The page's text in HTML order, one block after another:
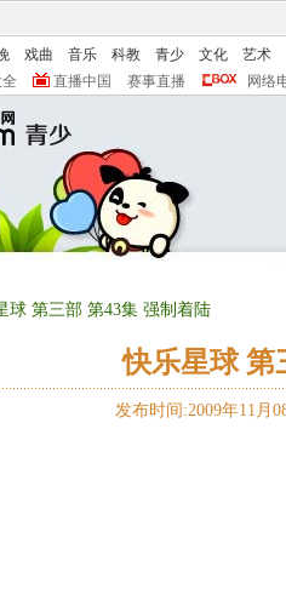
戏曲 音乐 科教 青少 文化
艺术
直播中国 赛事直播 网络
球 第三部 第43集 强制着陆
快乐星球 第
发布时间:2009年11月